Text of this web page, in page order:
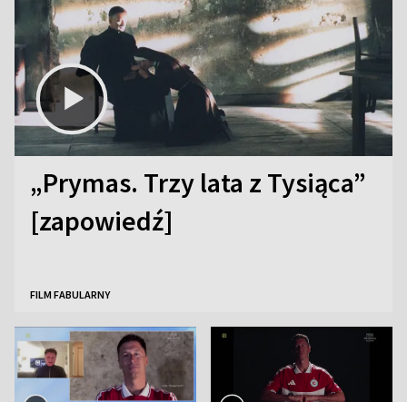
„Prymas. Trzy lata z Tysiąca”
[zapowiedź]
FILM FABULARNY